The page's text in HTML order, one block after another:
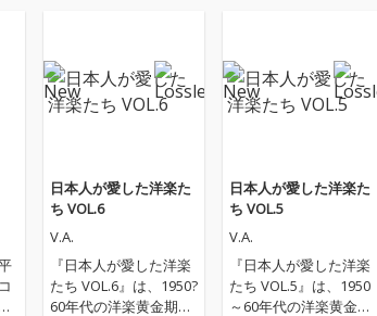
日本人が愛した洋楽た
ち VOL.6
V.A.
『日本人が愛した洋楽
たち VOL.6』は、1950?
60年代の洋楽黄金期を
日本人が愛した洋楽た
ち VOL.5
V.A.
『日本人が愛した洋楽
たち VOL.5』は、1950
～60年代の洋楽黄金期